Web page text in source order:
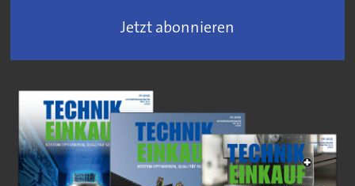
Jetzt abonnieren